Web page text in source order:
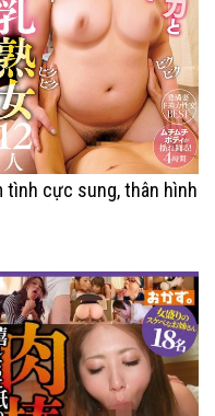
tình cực sung, thân hình